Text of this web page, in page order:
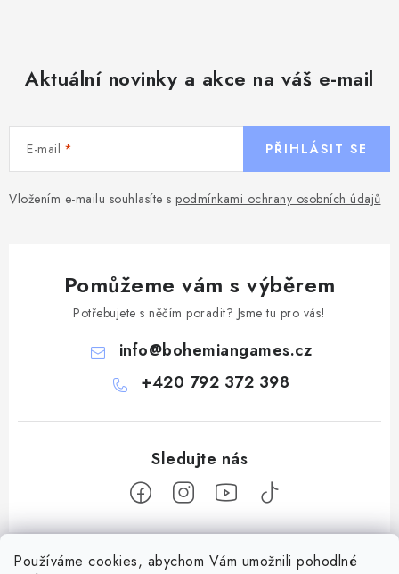
Používáme cookies, abychom Vám umožnili pohodlné
Aktuální novinky a akce na váš e-mail
E-mail
Vložením e-mailu souhlasíte s podmínkami ochrany osobních údajů
PŘIHLÁSIT SE
Pomůžeme vám s výběrem
Potřebujete s něčím poradit? Jsme tu pro vás!
info@bohemiangames.cz
+420 792 372 398
Z